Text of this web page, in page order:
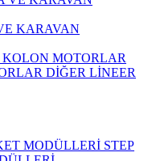
KARAVAN
KOLON MOTORLAR
DİĞER LİNEER
STEP